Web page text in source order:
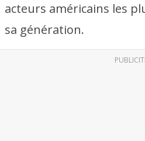
acteurs américains les
sa génération.